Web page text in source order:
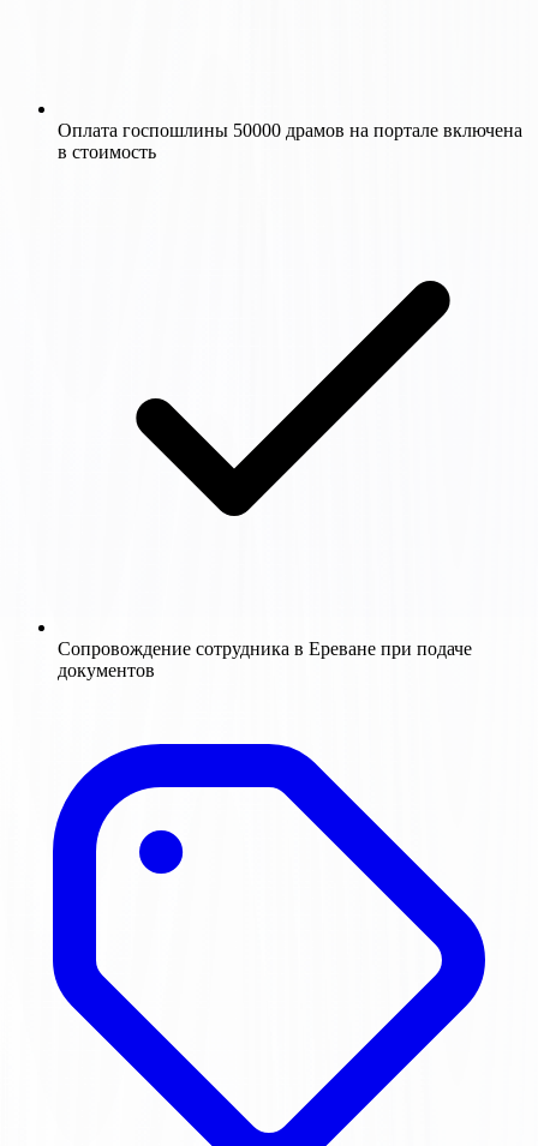
Оплата госпошлины 50000 драмов на портале включена
в стоимость
Сопровождение сотрудника в Ереване при подаче
документов